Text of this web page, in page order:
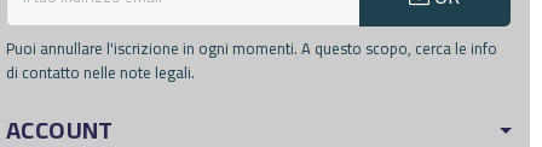
Puoi annullare l'iscrizione in ogni momenti. A questo scopo, cerca le info
di contatto nelle note legali.
ACCOUNT